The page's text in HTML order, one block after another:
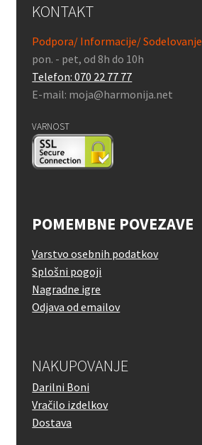
KONTAKT
Podpora/ Informacije/ Sodelovanje
pon. - pet, od 8h do 10h
Telefon: 070 22 77 77
E-mail: moja@harmonija.net
VARNOST
POMEMBNE POVEZAVE
Varstvo osebnih podatkov
Splošni pogoji
Nagradne igre
Odjava od emailov
NAKUPOVANJE
Darilni Boni
Vračilo izdelkov
Dostava